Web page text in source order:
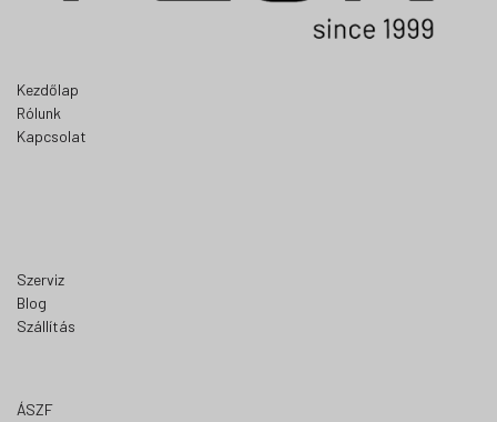
Kezdőlap
Rólunk
Kapcsolat
Szerviz
Blog
Szállítás
ÁSZF